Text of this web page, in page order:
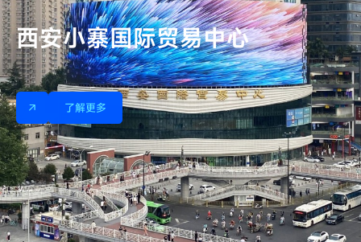
西安小寨国际贸易中心
了解更多